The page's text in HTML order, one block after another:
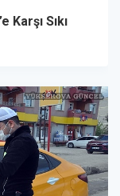
Karşı Sıkı